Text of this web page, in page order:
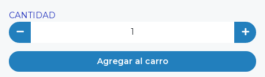
CANTIDAD
Agregar al carro